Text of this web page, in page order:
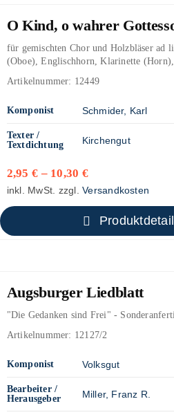
O Kind, o wahrer
für gemischten Chor und Holzbläser ad
(Oboe), Englischhorn, Klarinette
Artikelnummer: 12449
Komponist Schmider, Karl
Texter /
Textdichtung
Kirchengut
2,95€ – 10,30 €
inkl. MwSt. zzgl.Versandkosten
Augsburger Liedblatt
"Die Gedanken sind Frei" -
Artikelnummer: 12127/2
Komponist Volksgut
Bearbeiter /
Herausgeber
Miller, Franz R.